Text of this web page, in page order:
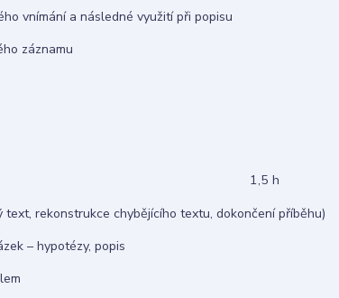
vnímání a následné využití při popisu
záznamu
1,5 h
rekonstrukce chybějícího textu, dokončení příběhu)
– hypotézy, popis